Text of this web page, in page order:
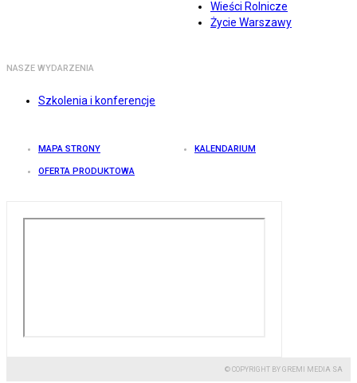
Wieści Rolnicze
Życie Warszawy
NASZE WYDARZENIA
Szkolenia i konferencje
MAPA STRONY KALENDARIUM
OFERTA PRODUKTOWA
© COPYRIGHT BY GREMI MEDIA SA